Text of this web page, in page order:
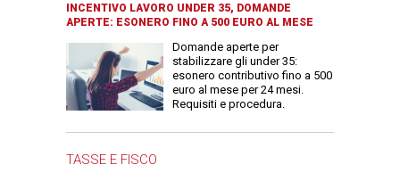
INCENTIVO LAVORO UNDER 35, DOMANDE
APERTE: ESONERO FINO A 500 EURO AL MESE
Domande aperte per
stabilizzare gli under 35:
esonero contributivo fino a 500
euro al mese per 24 mesi.
Requisiti e procedura.
TASSE E FISCO